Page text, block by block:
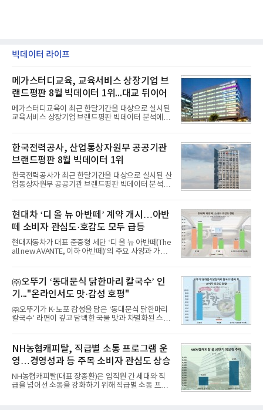
빅데이터 라이프
메가스터디교육, 교육서비스 상장기업 브
랜드평판 8월 빅데이터 1위...대교 뒤이어
메가스터디교육이 최근 한달기간을 대상으로 실시된
교육서비스 상장기업 브랜드평판 빅데이터 분석에서
일 한국기업평판연구소(소장 구창환)는 국내 교육서
비스 상장기업 브랜드를 대상으로 지난 7월 7일부터
8월 7일까지 수집된 소비자 빅데이터 10,074,233건
을 분석한 결과, 메가스터디교육이 브랜드평판지수
1,710,926을 기록하며 8월 1위에 올랐다고 밝혔다.
분석에 활용된 빅데이터는 지난 7월(9,491,206건) 대
비 6.14% 증가한 수치로, 교육서비스 상장기업 브랜
디교육, 대교, 디지
한국전력공사, 산업통상자원부 공공기관
브랜드평판 8월 빅데이터 1위
한국전력공사가 최근 한달기간을 대상으로 실시된 산
업통상자원부 공공기관 브랜드평판 빅데이터 분석에
이 순으로 뒤를 이었다.7일 한국기업평판연구소(소장
구창환)는 산업통상자원부 공공기관 41개 브랜드를
대상으로 지난 7월 7일부터 8월 7일까지 수집된 소비
자 빅데이터 91,102,549건을 분석한 결과, 한국전력
공사가 브랜드평판지수 10,670,633을 기록하며 8월
1위에 올랐다고 밝혔다. 분석에 활용된 빅데이터는 지
난 7월(88,893,823건) 대비 2.48% 증가한 수치다.연
수력원자력, 한국석
현대차 ‘디 올 뉴 아반떼’ 계약 개시…아반
떼 소비자 관심도·호감도 모두 급등
현대자동차가 대표 준중형 세단 ‘디 올 뉴 아반떼(The
all new AVANTE, 이하 아반떼)’의 주요 사양과 가격
떼는 6년 만에 선보이는 8세대 완전변경 모델로, ▲정
교한 선과 면을 중심으로 완성한 파격적인 디자인 ▲
과거 중형 세단 수준으로 확대된 차체 제원 ▲글로벌
최고 수준의 안전성 ▲성능과 효율을 동시에 높인 주
행 완성도 ▲첨단 편의 및 디지털 사양 적용 등을 통해
글로벌 준중형 세단의 새로운 기준을 세웠다.아반떼
는 가솔린 2.0과 1.6 하이브리드 두 가지 파워트레인
넘
㈜오뚜기 ‘동대문식 닭한마리 칼국수’ 인
기..."온라인서도 맛·감성 호평"
㈜오뚜기가 K-노포 감성을 담은 ‘동대문식 닭한마리
칼국수’ 라면이 깊고 담백한 국물 맛과 차별화된 스토
혔다.‘동대문식 닭한마리 칼국수’는 예상을 뛰어넘는
소비자 호응에 힘입어 지난 7월 13일 첫 선을 보인 지
단 18일 만에 누적 판매량 50만 개를 돌파하는 성과를
거두었다.이번 신제품은 개발진이 전국의 닭한마리
전문점을 직접 찾아 다니며 최적의 육수 비율을 완성
했다. 자극적이지 않으면서도 깊은 닭육수에 마늘의
개운한 풍미를 더했으며, 국물이 잘 배어들면서도 쫄
NH농협캐피탈, 직급별 소통 프로그램 운
영…경영성과 등 주목 소비자 관심도 상승
NH농협캐피탈(대표 장종환)은 임직원 간 세대와 직
급을 넘어선 소통을 강화하기 위해 직급별 소통 프로